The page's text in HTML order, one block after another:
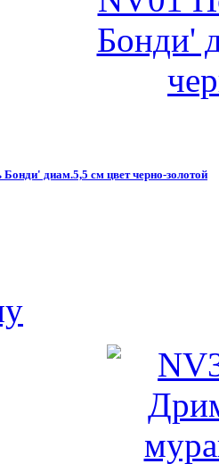
диам.5,5 см цвет черно-золотой